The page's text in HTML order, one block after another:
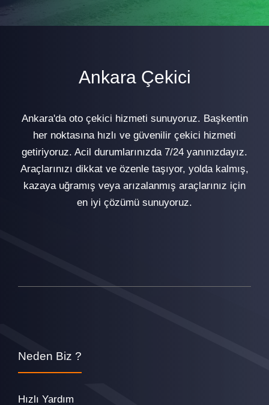
Ankara Çekici
Ankara'da oto çekici hizmeti sunuyoruz. Başkentin
her noktasına hızlı ve güvenilir çekici hizmeti
getiriyoruz. Acil durumlarınızda 7/24 yanınızdayız.
Araçlarınızı dikkat ve özenle taşıyor, yolda kalmış,
kazaya uğramış veya arızalanmış araçlarınız için
en iyi çözümü sunuyoruz.
Neden Biz ?
Hızlı Yardım